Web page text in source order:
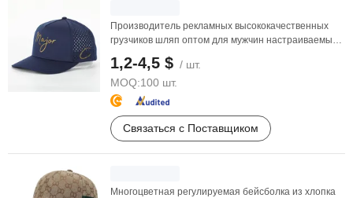
Производитель рекламных высококачественных
грузчиков шляп оптом для мужчин настраиваемые
5 панельные ...
1,2-4,5 $ / шт.
MOQ:100 шт.
Связаться с Поставщиком
Многоцветная регулируемая бейсболка из хлопка